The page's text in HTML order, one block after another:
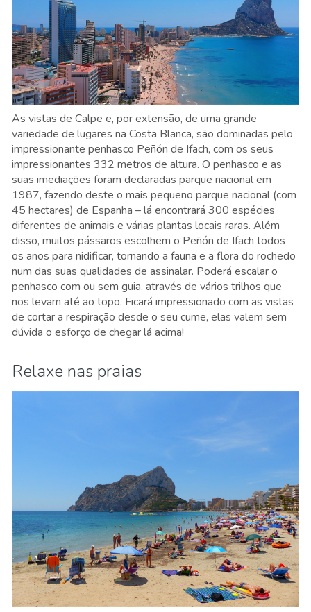
As vistas de Calpe e, por extensão, de uma grande
variedade de lugares na Costa Blanca, são dominadas pelo
impressionante penhasco Peñón de Ifach, com os seus
impressionantes 332 metros de altura. O penhasco e as
suas imediações foram declaradas parque nacional em
1987, fazendo deste o mais pequeno parque nacional (com
45 hectares) de Espanha – lá encontrará 300 espécies
diferentes de animais e várias plantas locais raras. Além
disso, muitos pássaros escolhem o Peñón de Ifach todos
os anos para nidificar, tornando a fauna e a flora do rochedo
num das suas qualidades de assinalar. Poderá escalar o
penhasco com ou sem guia, através de vários trilhos que
nos levam até ao topo. Ficará impressionado com as vistas
de cortar a respiração desde o seu cume, elas valem sem
dúvida o esforço de chegar lá acima!
Relaxe nas praias